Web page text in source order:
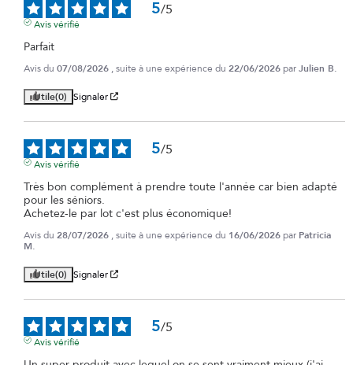
5/5
Avis vérifié
Parfait
Avis du 07/08/2026 , suite à une expérience du 22/06/2026 parJulien B.
Utile(0) Signaler
5/5
Avis vérifié
Très bon complément à prendre toute l'année car bien adapté
pour les séniors.
Achetez-le par lot c'est plus économique!
Avis du 28/07/2026 , suite à une expérience du 16/06/2026 par Patricia
M.
Utile(0) Signaler
5/5
Avis vérifié